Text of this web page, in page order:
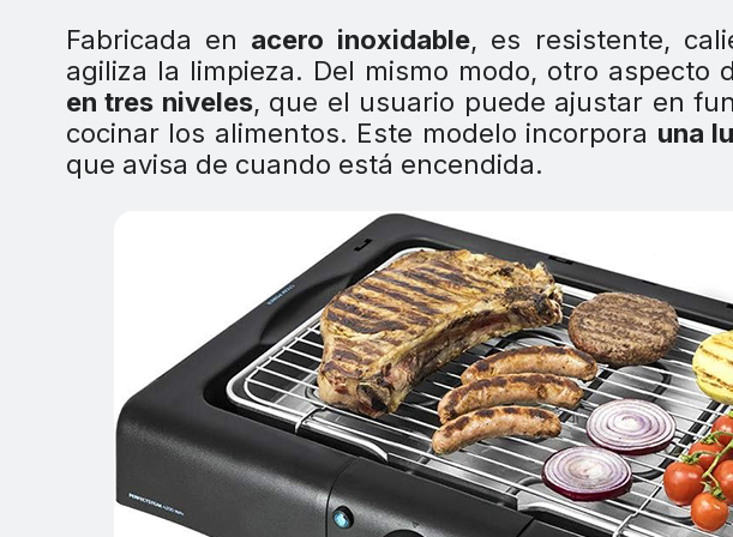
Fabricada en acero inoxidable, es resistente,
agiliza la limpieza. Del mismo modo, otro aspecto
en tres niveles, que el usuario puede ajustar en
cocinar los alimentos. Este modelo incorpora una
que avisa de cuando está encendida.